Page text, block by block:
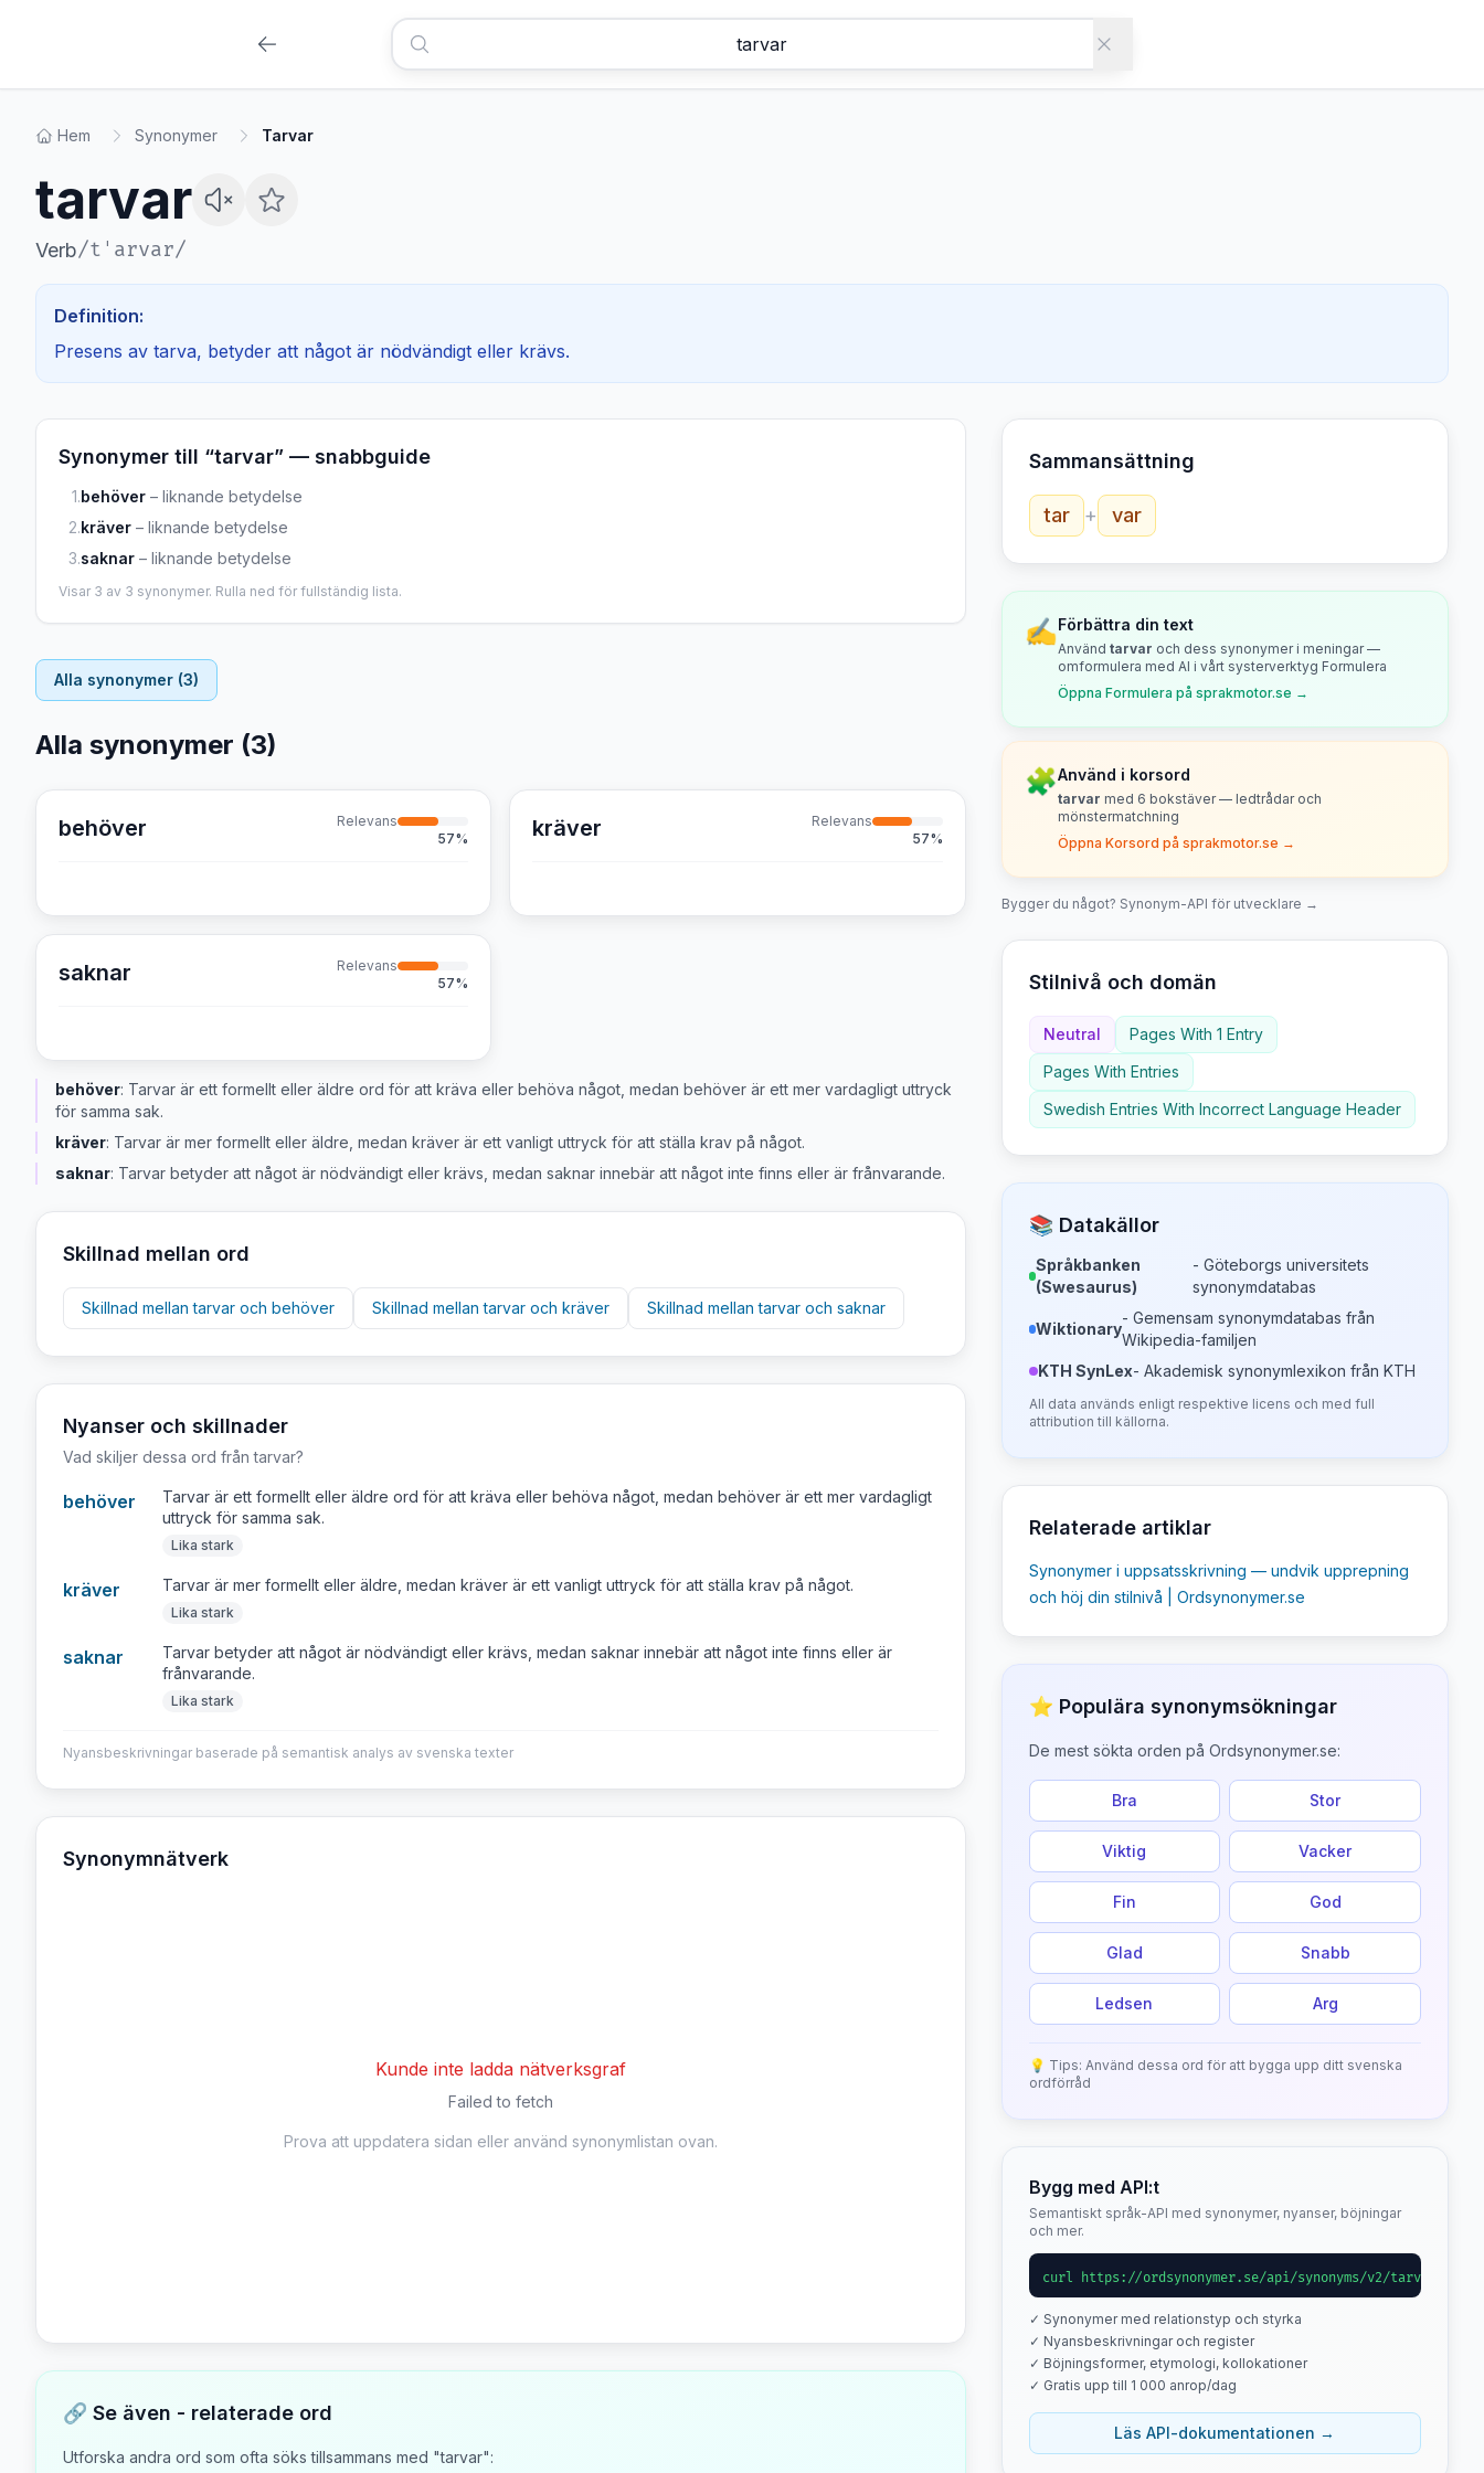
Hem Synonymer Tarvar
tarvar
Verb/tˈarvar/
Definition:
Presens av tarva, betyder att något är nödvändigt eller krävs.
Synonymer till “tarvar” — snabbguide
1.behöver – liknande betydelse
2.kräver – liknande betydelse
3.saknar – liknande betydelse
Visar 3 av 3 synonymer. Rulla ned för fullständig lista.
Alla synonymer (3)
Alla synonymer (3)
behöver
Relevans
57% kräver
Relevans
57%
saknar
Relevans
57%
behöver: Tarvar är ett formellt eller äldre ord för att kräva eller behöva något, medan behöver är ett mer vardagligt uttryck
för samma sak.
kräver: Tarvar är mer formellt eller äldre, medan kräver är ett vanligt uttryck för att ställa krav på något.
saknar: Tarvar betyder att något är nödvändigt eller krävs, medan saknar innebär att något inte finns eller är frånvarande.
Skillnad mellan ord
Skillnad mellantarvar och behöver Skillnad mellantarvar och kräver Skillnad mellantarvar och saknar
Nyanser och skillnader
Vad skiljer dessa ord fråntarvar?
behöver
Tarvar är ett formellt eller äldre ord för att kräva eller behöva något, medan behöver är ett mer vardagligt
uttryck för samma sak.
Lika stark
kräver Tarvar är mer formellt eller äldre, medan kräver är ett vanligt uttryck för att ställa krav på något.
Lika stark
saknar
Tarvar betyder att något är nödvändigt eller krävs, medan saknar innebär att något inte finns eller är
frånvarande.
Lika stark
Nyansbeskrivningar baserade på semantisk analys av svenska texter
Synonymnätverk
Kunde inte ladda nätverksgraf
Failed to fetch
Prova att uppdatera sidan eller använd synonymlistan ovan.
🔗 Se även - relaterade ord
Utforska andra ord som ofta söks tillsammans med "tarvar":
Sammansättning
tar + var
✍️Förbättra din text
Använd tarvar och dess synonymer i meningar —
omformulera med AI i vårt systerverktyg Formulera
Öppna Formulera på sprakmotor.se →
🧩Använd i korsord
tarvar med 6 bokstäver — ledtrådar och
mönstermatchning
Öppna Korsord på sprakmotor.se →
Bygger du något? Synonym-API för utvecklare →
Stilnivå och domän
Neutral
Pages With 1 Entry
Pages With Entries
Swedish Entries With Incorrect Language Header
📚 Datakällor
Språkbanken
(Swesaurus)
- Göteborgs universitets
synonymdatabas
Wiktionary
- Gemensam synonymdatabas från
Wikipedia-familjen
KTH SynLex- Akademisk synonymlexikon från KTH
All data används enligt respektive licens och med full
attribution till källorna.
Relaterade artiklar
Synonymer i uppsatsskrivning — undvik upprepning
och höj din stilnivå | Ordsynonymer.se
⭐ Populära synonymsökningar
De mest sökta orden på Ordsynonymer.se:
Bra Stor
Viktig Vacker
Fin God
Glad Snabb
Ledsen Arg
💡 Tips: Använd dessa ord för att bygga upp ditt svenska
ordförråd
Bygg med API:t
Semantiskt språk-API med synonymer, nyanser, böjningar
och mer.
curl https://ordsynonymer.se/api/synonyms/v2/tarvar
✓ Synonymer med relationstyp och styrka
✓ Nyansbeskrivningar och register
✓ Böjningsformer, etymologi, kollokationer
✓ Gratis upp till 1 000 anrop/dag
Läs API-dokumentationen →